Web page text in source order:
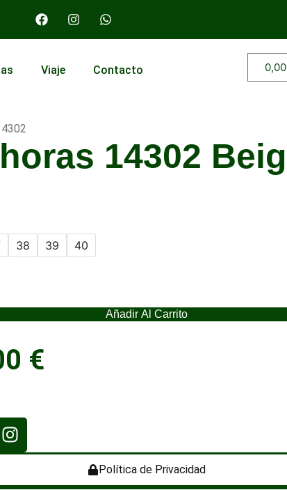
Viaje Contacto 0,00
14302 Beig
38 39 40
Añadir Al Carrito
€
Política de Privacidad